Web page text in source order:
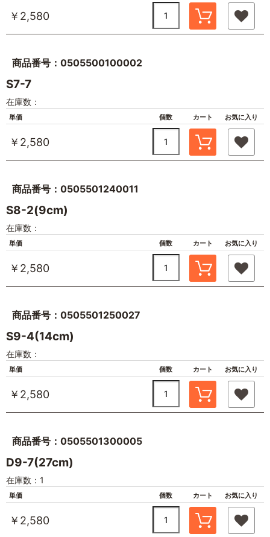
￥2,580
商品番号：0505500100002
S7-7
在庫数：
単価 個数 カート お気に入り
￥2,580
商品番号：0505501240011
S8-2(9cm)
在庫数：
単価 個数 カート お気に入り
￥2,580
商品番号：0505501250027
S9-4(14cm)
在庫数：
単価 個数 カート お気に入り
￥2,580
商品番号：0505501300005
D9-7(27cm)
在庫数：1
単価 個数 カート お気に入り
￥2,580